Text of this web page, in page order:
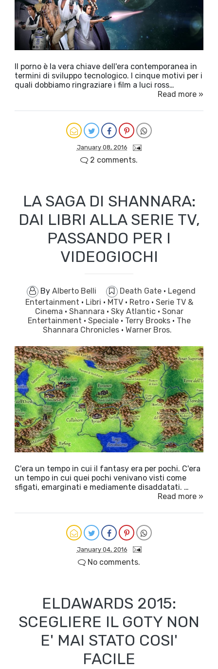
Il porno è la vera chiave dell'era contemporanea in
termini di sviluppo tecnologico. I cinque motivi per i
quali dobbiamo ringraziare i film a luci ross…
Read more »
January 08, 2016
2 comments.
LA SAGA DI SHANNARA:
DAI LIBRI ALLA SERIE TV,
PASSANDO PER I
VIDEOGIOCHI
By Alberto Belli Death Gate · Legend
Entertainment · Libri · MTV · Retro · Serie TV &
Cinema · Shannara · Sky Atlantic · Sonar
Entertainment · Speciale · Terry Brooks · The
Shannara Chronicles · Warner Bros.
C'era un tempo in cui il fantasy era per pochi. C'era
un tempo in cui quei pochi venivano visti come
sfigati, emarginati e mediamente disaddatati. …
Read more »
January 04, 2016
No comments.
ELDAWARDS 2015:
SCEGLIERE IL GOTY NON
E' MAI STATO COSI'
FACILE